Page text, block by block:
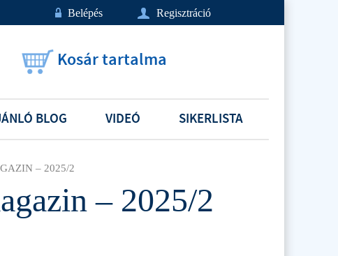
w Belépés U Regisztráció
Kosár tartalma
BLOG VIDEÓ SIKERLISTA
– 2025/2
– 2025/2